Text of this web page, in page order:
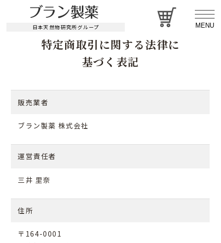
日本天然物研究所グループ MENU
特定商取引に関する法律に
基づく表記
販売業者
ブラン製薬 株式会社
運営責任者
三井 里奈
住所
〒164-0001